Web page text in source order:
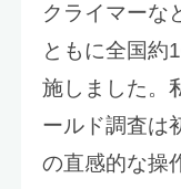
クライマーな
ともに全国約
施しました。
ールド調査は
の直感的な操